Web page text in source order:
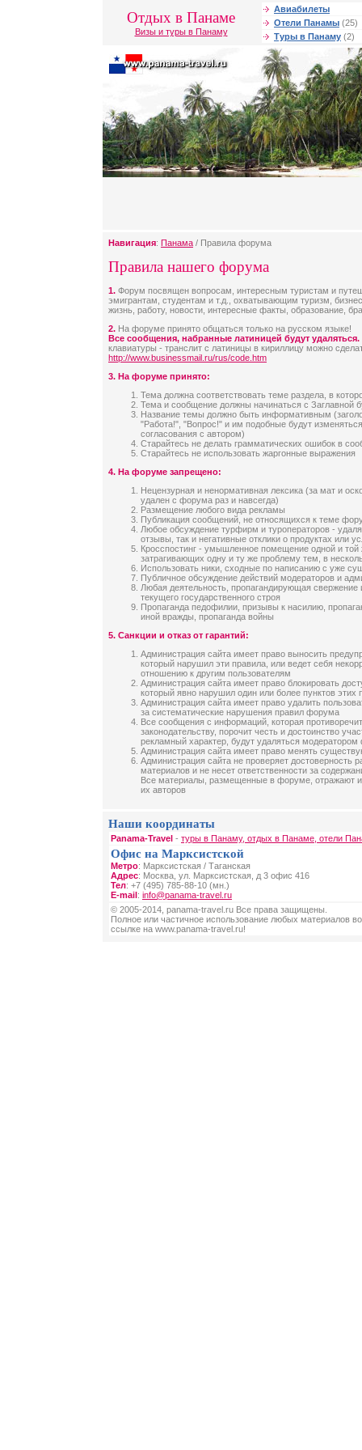
Отдых в Панаме
Визы и туры в Панаму
Авиабилеты
Отели Панамы (25)
Туры в Панаму (2)
Навигация: Панама / Правила форума
Правила нашего форума
1. Форум посвящен вопросам, интересным туристам и
эмигрантам, студентам и т.д., охватывающим туризм,
жизнь, работу, новости, интересные факты, образование,
2. На форуме принято общаться только на русском языке!
Все сообщения, набранные латиницей будут удаляться.
клавиатуры - транслит с латиницы в кириллицу можно
http://www.businessmail.ru/rus/code.htm
3. На форуме принято:
Тема должна соответствовать теме раздела, в
Тема и сообщение должны начинаться с Заглавной
Название темы должно быть информативным
"Работа!", "Вопрос!" и им подобные будут
согласования с автором)
Старайтесь не делать грамматических ошибок в
Старайтесь не использовать жаргонные выражения
4. На форуме запрещено:
Нецензурная и ненормативная лексика (за мат и
удален с форума раз и навсегда)
Размещение любого вида рекламы
Публикация сообщений, не относящихся к теме
Любое обсуждение турфирм и туроператоров -
отзывы, так и негативные отклики о продуктах или
Кросспостинг - умышленное помещение одной и
затрагивающих одну и ту же проблему тем, в
Использовать ники, сходные по написанию с уже
Публичное обсуждение действий модераторов и
Любая деятельность, пропагандирующая
текущего государственного строя
Пропаганда педофилии, призывы к насилию,
иной вражды, пропаганда войны
5. Санкции и отказ от гарантий:
Администрация сайта имеет право выносить
который нарушил эти правила, или ведет себя
отношению к другим пользователям
Администрация сайта имеет право блокировать
который явно нарушил один или более пунктов этих
Администрация сайта имеет право удалить
за систематические нарушения правил форума
Все сообщения с информаций, которая
законодательству, порочит честь и достоинство
рекламный характер, будут удаляться
Администрация сайта имеет право менять
Администрация сайта не проверяет
материалов и не несет ответственности за
Все материалы, размещенные в форуме, отражают
их авторов
Наши координаты
Panama-Travel - туры в Панаму, отдых в Панаме, отели
Офис на Марксистской
Метро: Марксистская / Таганская
Адрес: Москва, ул. Марксистская, д 3 офис 416
Тел: +7 (495) 785-88-10 (мн.)
E-mail: info@panama-travel.ru
© 2005-2014, panama-travel.ru Все права защищены.
Полное или частичное использование любых материалов
ссылке на www.panama-travel.ru!